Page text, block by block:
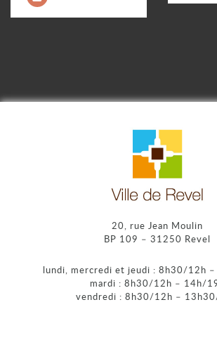
20, rue Jean Moulin
BP 109 – 31250 Revel
lundi, mercredi et jeudi : 8h30/12h
mardi : 8h30/12h – 14h/
vendredi : 8h30/12h –